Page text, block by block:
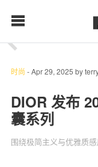
时尚 -Apr 29, 2025 by
DIOR 发布
囊系列
围绕极简主义与优雅质感